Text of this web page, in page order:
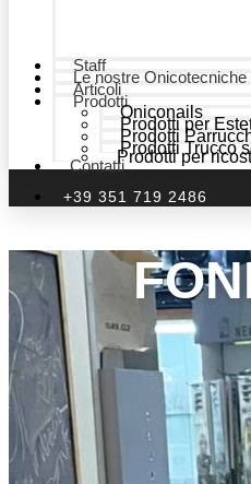
Staff
Le nostre Onicotecniche
Articoli
Prodotti
Oniconails
Prodotti per
Prodotti
Prodotti Trucco
Prodotti per
Contatti
+39 351 719 2486